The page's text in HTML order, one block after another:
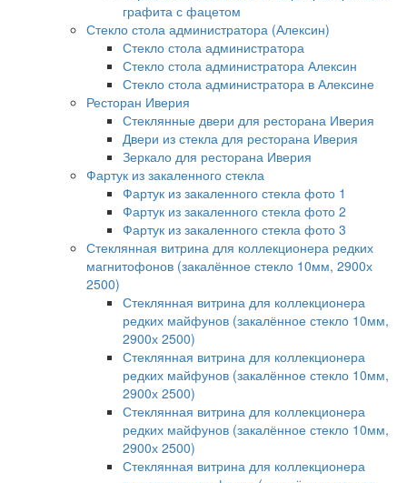
графита с фацетом
Стекло стола администратора (Алексин)
Стекло стола администратора
Стекло стола администратора Алексин
Стекло стола администратора в Алексине
Ресторан Иверия
Стеклянные двери для ресторана Иверия
Двери из стекла для ресторана Иверия
Зеркало для ресторана Иверия
Фартук из закаленного стекла
Фартук из закаленного стекла фото 1
Фартук из закаленного стекла фото 2
Фартук из закаленного стекла фото 3
Стеклянная витрина для коллекционера редких
магнитофонов (закалённое стекло 10мм, 2900х
2500)
Стеклянная витрина для коллекционера
редких майфунов (закалённое стекло 10мм,
2900х 2500)
Стеклянная витрина для коллекционера
редких майфунов (закалённое стекло 10мм,
2900х 2500)
Стеклянная витрина для коллекционера
редких майфунов (закалённое стекло 10мм,
2900х 2500)
Стеклянная витрина для коллекционера